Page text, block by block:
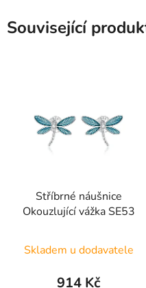
Související
Stříbrné náušnice
Okouzlující vážka SE53
Skladem u dodavatele
914 Kč